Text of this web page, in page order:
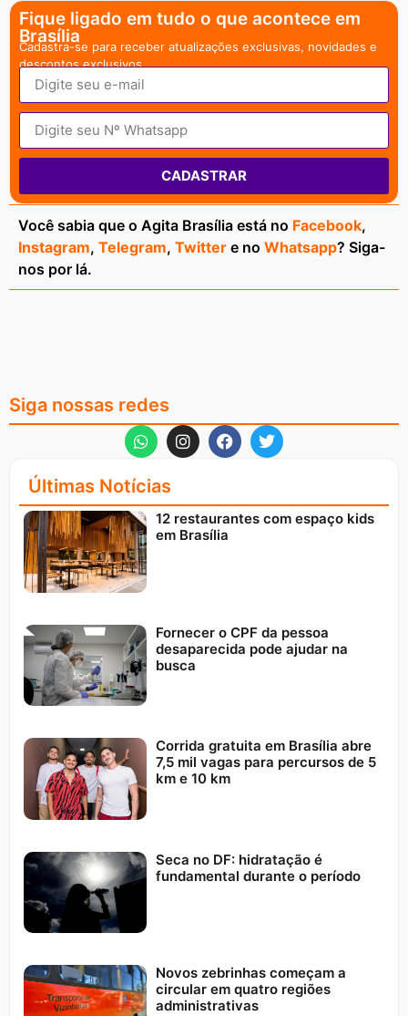
Fique ligado em tudo o que acontece em
Brasília
Cadastra-se para receber atualizações exclusivas, novidades e
descontos exclusivos.
CADASTRAR
Você sabia que o Agita Brasília está no Facebook,
Instagram, Telegram, Twitter e no Whatsapp? Siga-
nos por lá.
Siga nossas redes
Últimas Notícias
12 restaurantes com espaço kids
em Brasília
Fornecer o CPF da pessoa
desaparecida pode ajudar na
busca
Corrida gratuita em Brasília abre
7,5 mil vagas para percursos de 5
km e 10 km
Seca no DF: hidratação é
fundamental durante o período
Novos zebrinhas começam a
circular em quatro regiões
administrativas